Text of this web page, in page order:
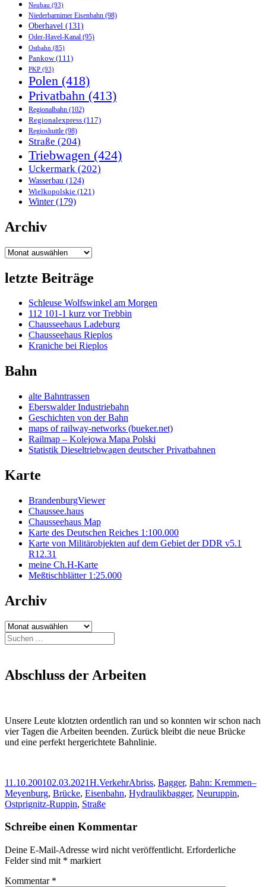
Neubau (93)
Niederbarnimer Eisenbahn (98)
Oberhavel (131)
Oder-Havel-Kanal (95)
Ostbahn (85)
Pankow(111)
PKP (93)
Polen (418)
Privatbahn (413)
Regionalbahn (102)
Regionalexpress (117)
Regioshuttle (98)
Straße (204)
Triebwagen (424)
Uckermark (202)
Wasserbau (124)
Wielkopolskie (121)
Winter(179)
Archiv
Archiv
letzte Beiträge
Schleuse Wolfswinkel am Morgen
112 101-1 kurz vor Trebbin
Chausseehaus Ladeburg
Chausseehaus Rieplos
Kraniche bei Rieplos
Bahn
alte Bahntrassen
Eberswalder Industriebahn
Geschichten von der Bahn
maps of railway-networks (bueker.net)
Railmap – Kolejowa Mapa Polski
Statistik Dieseltriebwagen deutscher Privatbahnen
Karte
BrandenburgViewer
Chaussee.haus
Chausseehaus Map
Karte des Deutschen Reiches 1:100.000
Karte von Militärobjekten auf dem Gebiet der DDR v5.1
R12.31
meine Ch.H-Karte
Meßtischblätter 1:25.000
Archiv
Archiv
Suchen
nach:
Abschluss der Arbeiten
Unsere Leute klotzten ordentlich ran und so konnten wir schon nach
vier Tagen die Arbeiten beenden. Zurück bleibt die neue Brücke
und eine perfekt hergerichtete Bahnlinie.
Veröffentlicht
am
11.10.200102.03.2021Autor
H.Kategorien
VerkehrSchlagwörter
Abriss, Bagger, Bahn: Kremmen–
Meyenburg, Brücke, Eisenbahn, Hydraulikbagger, Neuruppin,
Ostprignitz-Ruppin, Straße
Schreibe einen Kommentar
Deine E-Mail-Adresse wird nicht veröffentlicht. Erforderliche
Felder sind mit * markiert
Kommentar *